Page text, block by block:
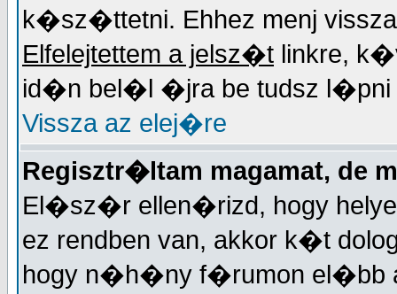
k�sz�ttetni. Ehhez menj
Elfelejtettem a jelsz�t linkre,
id�n bel�l �jra be tudsz l�pni
Vissza az elej�re
Regisztr�ltam magamat, de
El�sz�r ellen�rizd, hogy
ez rendben van, akkor k�t
hogy n�h�ny f�rumon el�bb